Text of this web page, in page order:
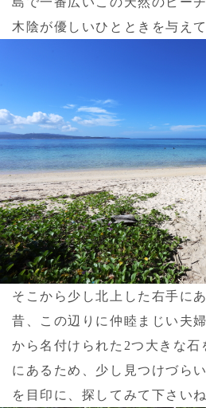
木陰が優しいひとときを与え
そこから少し北上した右手に
昔、この辺りに仲睦まじい夫
から名付けられた2つ大きな石
にあるため、少し見つけづら
を目印に、探してみて下さいね